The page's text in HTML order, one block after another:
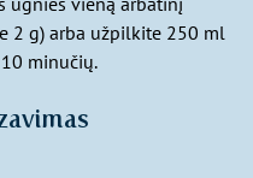
2 g) arba užpilkite 250 ml
minučių.